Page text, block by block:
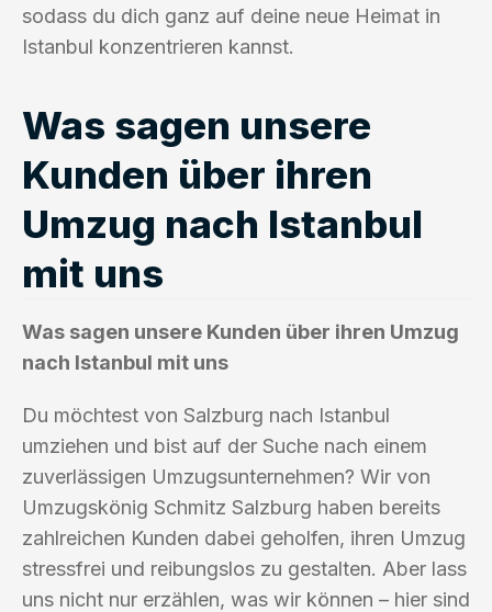
sodass du dich ganz auf deine neue Heimat in
Istanbul konzentrieren kannst.
Was sagen unsere
Kunden über ihren
Umzug nach Istanbul
mit uns
Was sagen unsere Kunden über ihren Umzug
nach Istanbul mit uns
Du möchtest von Salzburg nach Istanbul
umziehen und bist auf der Suche nach einem
zuverlässigen Umzugsunternehmen? Wir von
Umzugskönig Schmitz Salzburg haben bereits
zahlreichen Kunden dabei geholfen, ihren Umzug
stressfrei und reibungslos zu gestalten. Aber lass
uns nicht nur erzählen, was wir können – hier sind